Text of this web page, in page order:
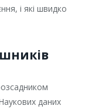
і які швидко
даних